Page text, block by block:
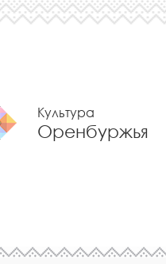
Культура
Оренбуржья